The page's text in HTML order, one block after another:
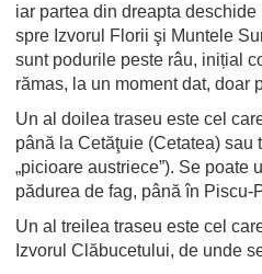
iar partea din dreapta
spre Izvorul Florii şi Muntele
sunt podurile peste râu, inițial
rămas, la un moment dat, doar
Un al doilea traseu este cel
până la Cetăţuie (Cetatea)
„picioare austriece”). Se poate
pădurea de fag, până în
Un al treilea traseu este cel
Izvorul Clăbucetului, de unde